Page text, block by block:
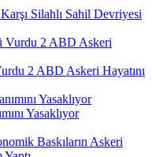
Silahlı Sahil Devriyesi
2 ABD Askeri Hayatını
Yasaklıyor